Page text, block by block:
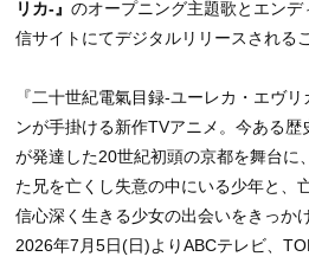
リカ-』のオープニング主題歌とエン
信サイトにてデジタルリリースされる
『二十世紀電氣目録-ユーレカ・エヴ
ンが手掛ける新作TVアニメ。今ある
が発達した20世紀初頭の京都を舞台に
た兄を亡くし失意の中にいる少年と、
信心深く生きる少女の出会いをきっか
2026年7月5日(日)よりABCテレビ、